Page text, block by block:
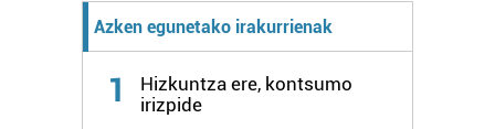
pertsonalizatuak eskaintzeko, iragarkiak eta edukia
neurtzeko, jendeari buruzko informazioa biltzeko eta
erabiltzen dituen hauta dezakezu.
Azken egunetako irakurrienak
1
Hizkuntza ere, kontsumo
irizpide